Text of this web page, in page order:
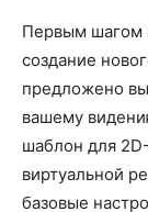
Первым шагом
создание
предложено
вашему
шаблон для
виртуальной
базовые